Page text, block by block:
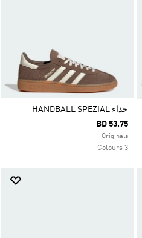
حذاء HANDBALL SPEZIAL
BD 53.75
Originals
3 Colours